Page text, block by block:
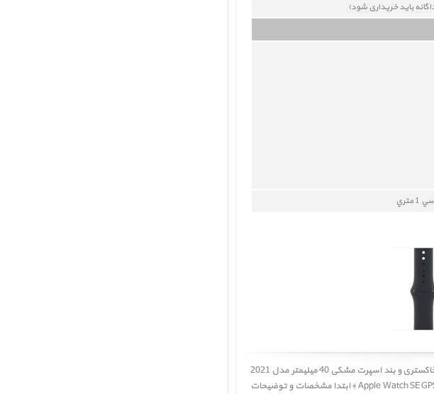
کاربر گرامی! لطفا قبل از خرید ساعت اپل اس ای جی پی اس بدنه آلومینیم خاکستری و بند اسپرت مشکی 40 میلیمتر مدل 2021
﴿ Apple Watch SE GPS Space Gray Aluminum Case with Midnight Sport Band 40mm 2021 ﴾ ابتدا مشخصات و توضیحات